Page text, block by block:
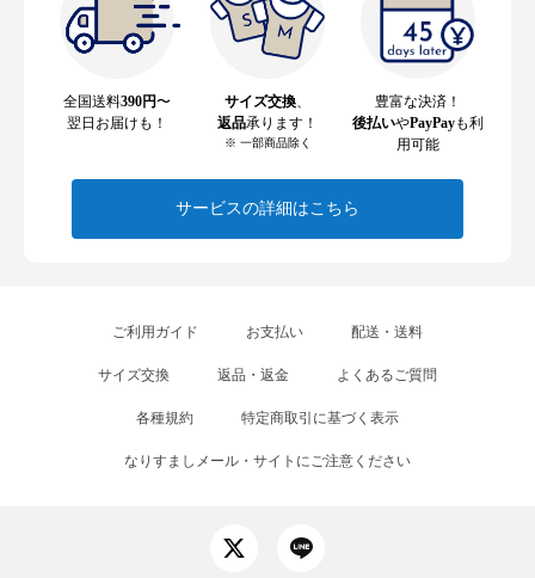
全国送料390円〜
翌日お届けも！
サイズ交換、
返品承ります！
※ 一部商品除く
豊富な決済！
後払いやPayPayも利
用可能
サービスの詳細はこちら
ご利用ガイド お支払い 配送・送料
サイズ交換 返品・返金 よくあるご質問
各種規約 特定商取引に基づく表示
なりすましメール・サイトにご注意ください